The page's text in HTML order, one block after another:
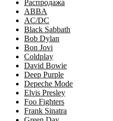
Распродажа
ABBA
AC/DC
Black Sabbath
Bob Dylan
Bon Jovi
Coldplay
David Bowie
Deep Purple
Depeche Mode
Elvis Presley
Foo Fighters
Frank Sinatra